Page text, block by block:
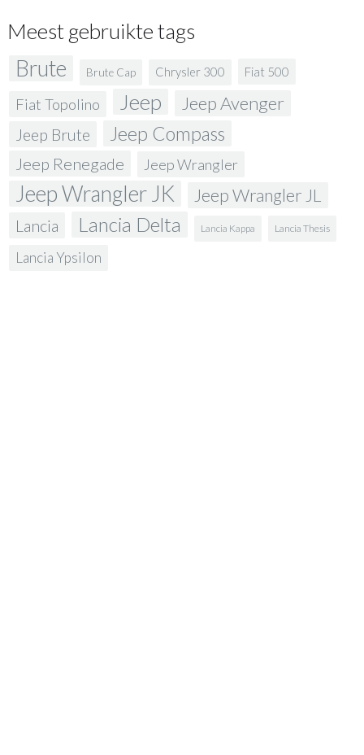
Meest gebruikte tags
Brute Brute Cap Chrysler 300 Fiat 500
Fiat Topolino Jeep Jeep Avenger
Jeep Brute Jeep Compass
Jeep Renegade Jeep Wrangler
Jeep Wrangler JK Jeep Wrangler JL
Lancia Lancia Delta Lancia Kappa Lancia Thesis
Lancia Ypsilon